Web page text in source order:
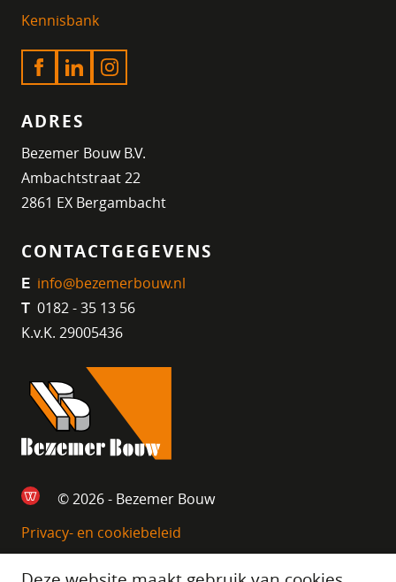
Kennisbank
ADRES
Bezemer Bouw B.V.
Ambachtstraat 22
2861 EX Bergambacht
CONTACTGEGEVENS
E info@bezemerbouw.nl
T 0182 - 35 13 56
K.v.K. 29005436
© 2026 - Bezemer Bouw
Privacy- en cookiebeleid